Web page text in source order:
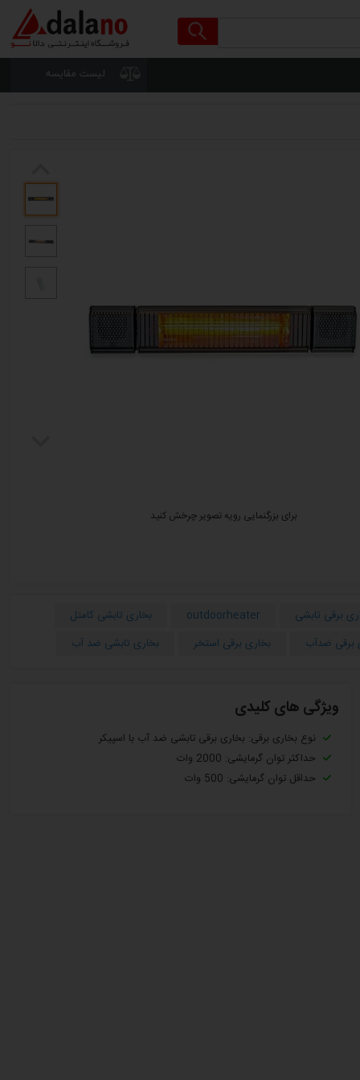
لیست مقایسه
برای بزرگنمایی رویه تصویر چرخش کنید
برقی تابشی outdoorheater
بخاری تابشی کامتل
برقی ضدآب
بخاری برقی استخر بخاری تابشی ضد آب
ویژگی های کلیدی
نوع بخاری برقی: بخاری برقی تابشی ضد آب با اسپیکر
حداکثر توان گرمایشی: 2000 وات
حداقل توان گرمایشی: 500 وات